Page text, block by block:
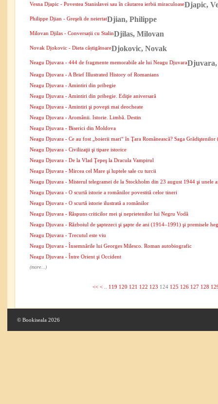
Djapic,
Vesna Djapic - Povestea Stanislavei sau în căutarea ierbii miraculoase
Djian, Philippe
Philippe Djian - Greşeli de neiertat
Djilas, Milovan
Milovan Djilas - Conversații cu Stalin
Djokovic, Novak
Novak Djokovic - Dieta câștigătoare
Djuvara,
Neagu Djuvara - 444 de fragmente memorabile ale lui Neagu Djuvara
Neagu Djuvara - A Brief Illustrated History of Romanians
Neagu Djuvara - Amintiri din pribegie
Neagu Djuvara - Amintiri din pribegie. Ediţie aniversară
Neagu Djuvara - Amintiri şi poveşti mai deocheate
Neagu Djuvara - Aromânii. Istorie. Limbă. Destin
Neagu Djuvara - Biserici din Moldova
Neagu Djuvara - Ce au fost „boierii mari“ în Ţara Românească? Saga
Neagu Djuvara - Civilizaţii şi tipare istorice
Neagu Djuvara - De la Vlad Ţepeş la Dracula Vampirul
Neagu Djuvara - Mircea cel Mare şi luptele sale cu turcii
Neagu Djuvara - Misterul telegramei de la Stockholm din 23 august 1944 şi unele
Neagu Djuvara - O scurtă istorie a românilor povestită celor tineri
Neagu Djuvara - O scurtă istorie ilustrată a românilor
Neagu Djuvara - Răspuns criticilor mei şi neprietenilor lui Negru Vodă
Neagu Djuvara - Războiul de şaptezeci şi şapte de ani (1914–1991) şi premisele
Neagu Djuvara - Trecutul este viu
Neagu Djuvara - Însemnările lui Georges Milesco. Roman autobiografic
Neagu Djuvara - Între Orient şi Occident
(more...)
<< <.. 119 120 121 122 123 124 125 126 127 128
© Bookiseala 2026